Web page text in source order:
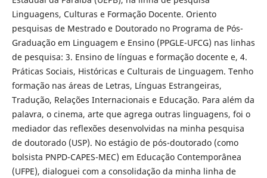
Linguagens, Culturas e Formação Docente. Oriento
pesquisas de Mestrado e Doutorado no Programa de Pós-
Graduação em Linguagem e Ensino (PPGLE-UFCG) nas linhas
de pesquisa: 3. Ensino de línguas e formação docente e, 4.
Práticas Sociais, Históricas e Culturais de Linguagem. Tenho
formação nas áreas de Letras, Línguas Estrangeiras,
Tradução, Relações Internacionais e Educação. Para além da
palavra, o cinema, arte que agrega outras linguagens, foi o
mediador das reflexões desenvolvidas na minha pesquisa
de doutorado (USP). No estágio de pós-doutorado (como
bolsista PNPD-CAPES-MEC) em Educação Contemporânea
(UFPE), dialoguei com a consolidação da minha linha de